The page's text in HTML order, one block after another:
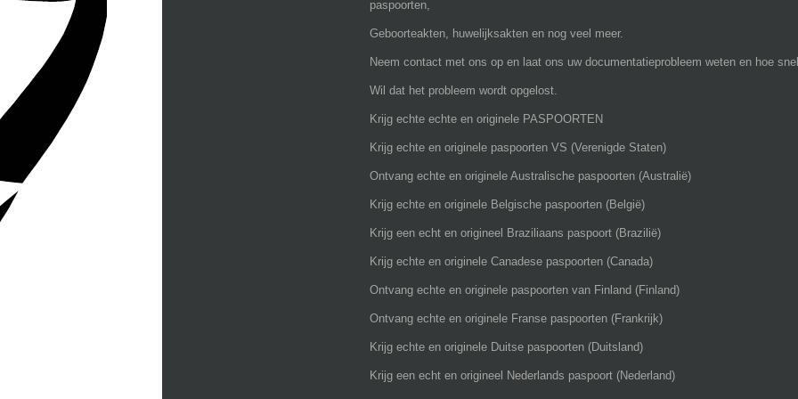
paspoorten,
Geboorteakten, huwelijksakten en nog veel meer.
Neem contact met ons op en laat ons uw documentatieprobleem weten en hoe
Wil dat het probleem wordt opgelost.
Krijg echte echte en originele PASPOORTEN
Krijg echte en originele paspoorten VS (Verenigde Staten)
Ontvang echte en originele Australische paspoorten (Australië)
Krijg echte en originele Belgische paspoorten (België)
Krijg een echt en origineel Braziliaans paspoort (Brazilië)
Krijg echte en originele Canadese paspoorten (Canada)
Ontvang echte en originele paspoorten van Finland (Finland)
Ontvang echte en originele Franse paspoorten (Frankrijk)
Krijg echte en originele Duitse paspoorten (Duitsland)
Krijg een echt en origineel Nederlands paspoort (Nederland)